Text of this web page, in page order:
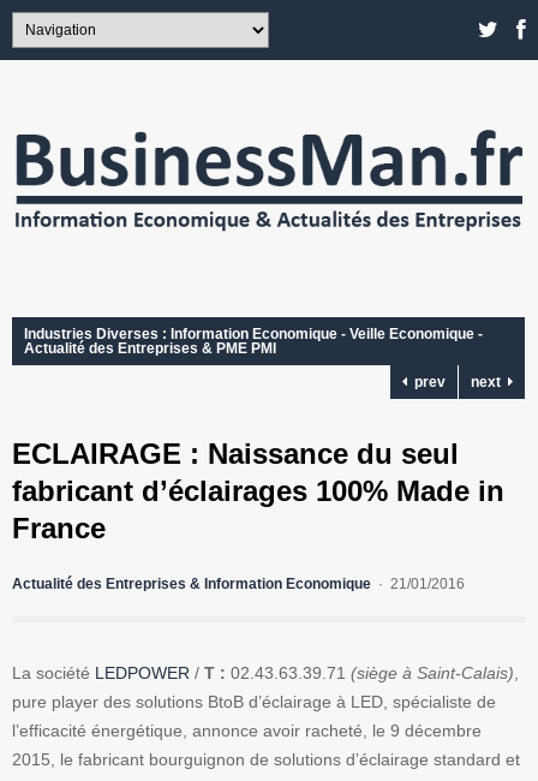
Industries Diverses : Information Economique - Veille Economique -
Actualité des Entreprises & PME PMI
prev
next
ECLAIRAGE : Naissance du seul
fabricant d’éclairages 100% Made in
France
Actualité des Entreprises & Information Economique 21/01/2016
La société LEDPOWER / T : 02.43.63.39.71 (siège à Saint-Calais),
pure player des solutions BtoB d’éclairage à LED, spécialiste de
l’efficacité énergétique, annonce avoir racheté, le 9 décembre
2015, le fabricant bourguignon de solutions d’éclairage standard et